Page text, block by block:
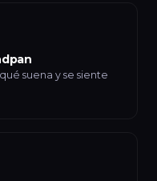
suena y se siente